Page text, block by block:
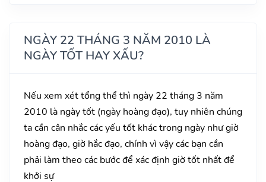
NGÀY 22 THÁNG 3 NĂM 2010 LÀ
NGÀY TỐT HAY XẤU?
Nếu xem xét tổng thể thì ngày 22 tháng 3 năm
2010 là ngày tốt (ngày hoàng đạo), tuy nhiên chúng
ta cần cân nhắc các yếu tốt khác trong ngày như giờ
hoàng đạo, giờ hắc đạo, chính vì vậy các bạn cần
phải làm theo các bước để xác định giờ tốt nhất để
khởi sự